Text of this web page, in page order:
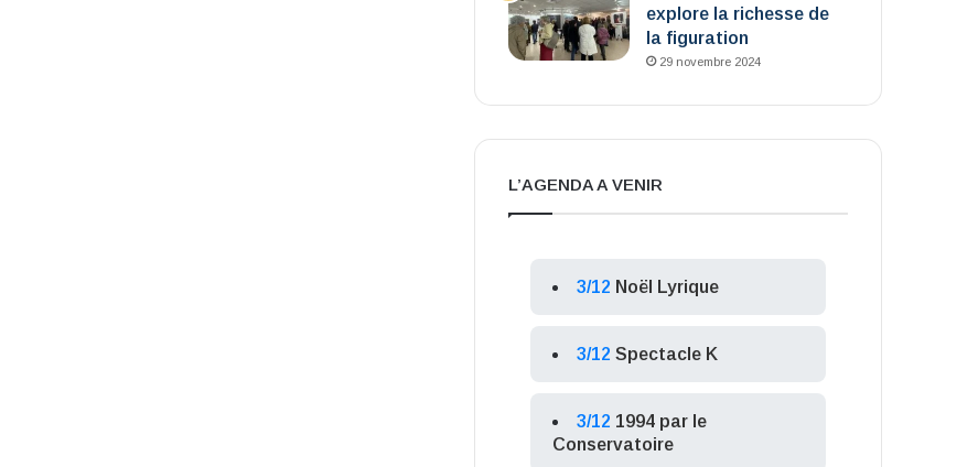
explore la richesse de
la figuration
29 novembre 2024
L’AGENDA A VENIR
3/12 Noël Lyrique
3/12 Spectacle K
3/12 1994 par le
Conservatoire